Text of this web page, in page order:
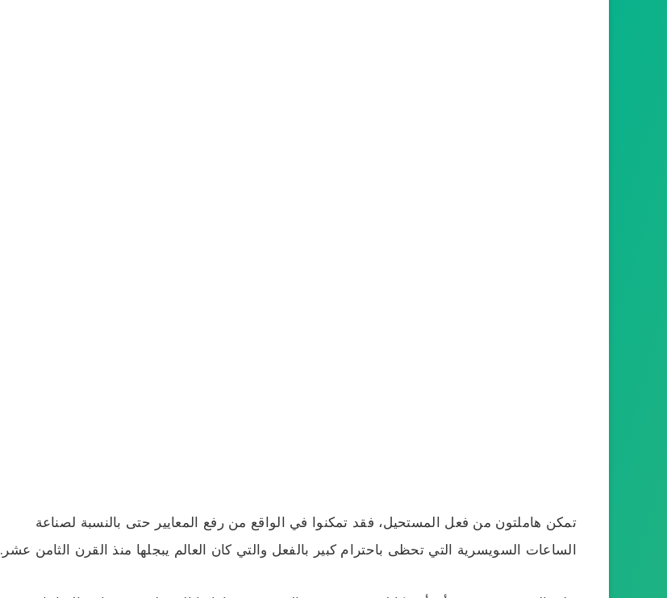
تمكن هاملتون من فعل المستحيل، فقد تمكنوا في الواقع من رفع المعايير حتى بالنسبة لصناعة
الساعات السويسرية التي تحظى باحترام كبير بالفعل والتي كان العالم يبجلها منذ القرن الثامن عشر.